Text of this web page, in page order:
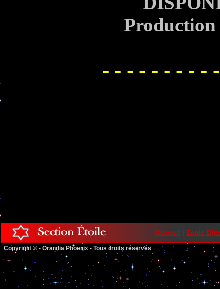
Production
- - - - - - - - -
Accueil | École
Copyright © - Orandia Phoenix - Tous droits réservés